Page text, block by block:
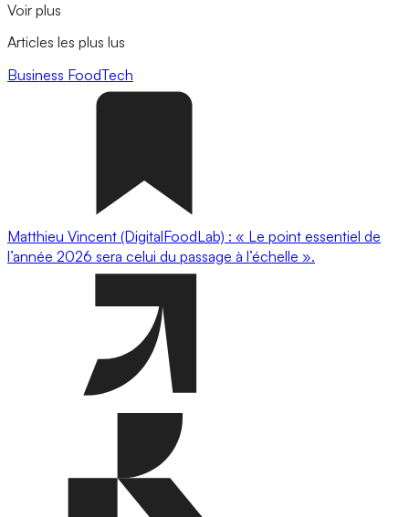
Voir plus
Articles les plus lus
Business FoodTech
Matthieu Vincent (DigitalFoodLab) : « Le point essentiel de
l’année 2026 sera celui du passage à l’échelle ».